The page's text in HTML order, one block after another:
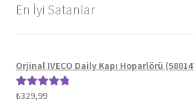
En İyi Satanlar
Orjinal IVECO Daily Kapı Hoparlörü
5 üzerinden
₺329,99